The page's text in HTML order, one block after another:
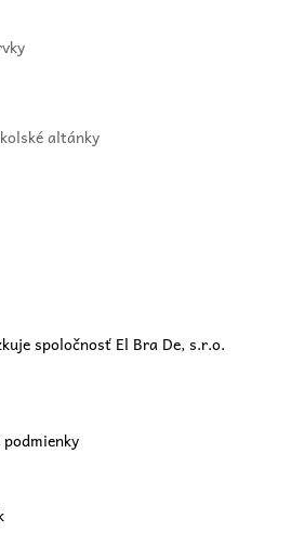
altánky
spoločnosť El Bra De, s.r.o.
podmienky